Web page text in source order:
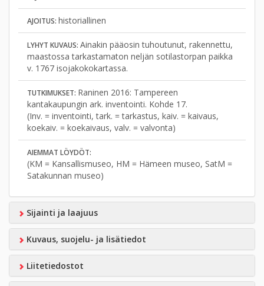
AJOITUS: historiallinen
LYHYT KUVAUS: Ainakin pääosin tuhoutunut, rakennettu,
maastossa tarkastamaton neljän sotilastorpan paikka
v. 1767 isojakokokartassa.
TUTKIMUKSET: Raninen 2016: Tampereen
kantakaupungin ark. inventointi. Kohde 17.
(Inv. = inventointi, tark. = tarkastus, kaiv. = kaivaus,
koekaiv. = koekaivaus, valv. = valvonta)
AIEMMAT LÖYDÖT:
(KM = Kansallismuseo, HM = Hämeen museo, SatM =
Satakunnan museo)
Sijainti ja laajuus
Kuvaus, suojelu- ja lisätiedot
Liitetiedostot